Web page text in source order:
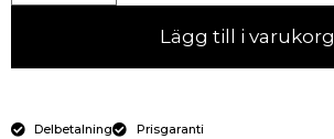
Lägg till i varukorg
Delbetalning Prisgaranti